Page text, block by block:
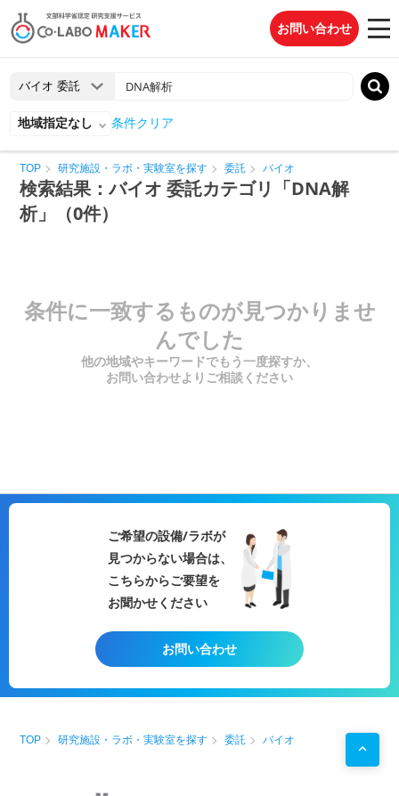
お問い合わせ
地域指定なし 条件クリア
TOP 研究施設・ラボ・実験室を探す 委託 バイオ
検索結果：バイオ 委託カテゴリ「DNA解
析」（0件）
条件に一致するものが見つかりませ
んでした
他の地域やキーワードでもう一度探すか、
お問い合わせよりご相談ください
ご希望の設備/ラボが
見つからない場合は、
こちらからご要望を
お聞かせください
お問い合わせ
TOP 研究施設・ラボ・実験室を探す 委託 バイオ